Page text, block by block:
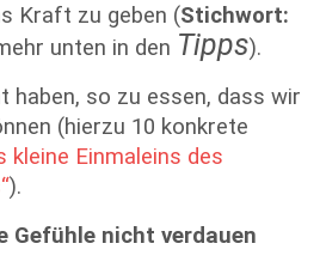
Kraft zu geben (Stichwort:
unten in den Tipps).
haben, so zu essen, dass wir
(hierzu 10 konkrete
kleine Einmaleins des
).
Gefühle nicht verdauen